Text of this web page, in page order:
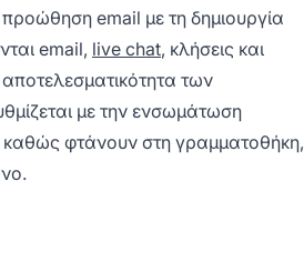
email με τη δημιουργία
email, live chat, κλήσεις και
των
με την ενσωμάτωση
φτάνουν στη γραμματοθήκη,